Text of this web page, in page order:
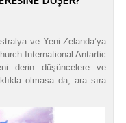
ve Yeni Zelanda’ya
International Antartic
derin düşüncelere ve
olmasa da, ara sıra